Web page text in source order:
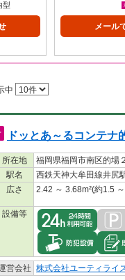
型
メール
中
ドッとあ～るコンテナ
所在地
福岡県福岡市南区的場
駅名
西鉄天神大牟田線井尻
広さ
2.42 ～ 3.68m²(約1.5
設備等
営会社 株式会社ユーティラ